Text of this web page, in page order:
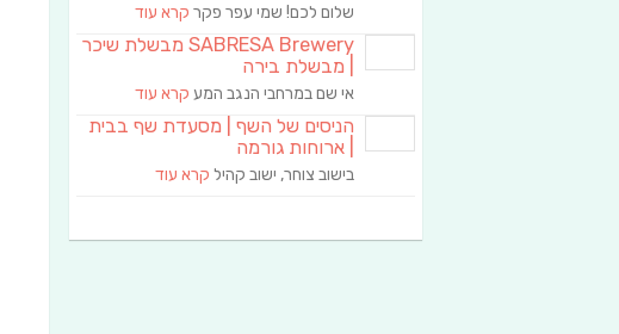
שלום לכם! שמי עפר פקר קרא עוד
SABRESA Brewery מבשלת שיכר
| מבשלת בירה
אי שם במרחבי הנגב המע קרא עוד
הניסים של השף | מסעדת שף בבית
| ארוחות גורמה
בישוב צוחר, ישוב קהיל קרא עוד